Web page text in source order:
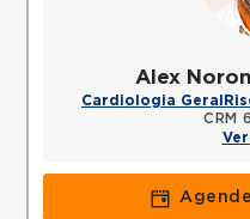
Alex
Cardiologia Geral
CRM